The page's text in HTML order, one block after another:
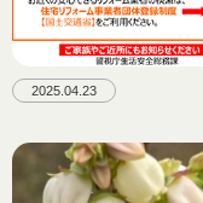
2025.04.23